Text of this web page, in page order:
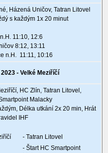
Házená Uničov, Tatran Litovel
s každým 1x 20 minut
11:10, 12:6
8:12, 13:11
n.H. 11:11, 10:16
2023 - Velké Meziříčí
HC Zlín, Tatran Litovel,
Malacky
Délka utkání 2x 20 min, Hrát
IHF
- Tatran Litovel
- Štart HC Smartpoint